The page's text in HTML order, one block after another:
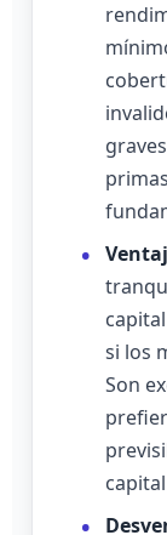
si los
Son